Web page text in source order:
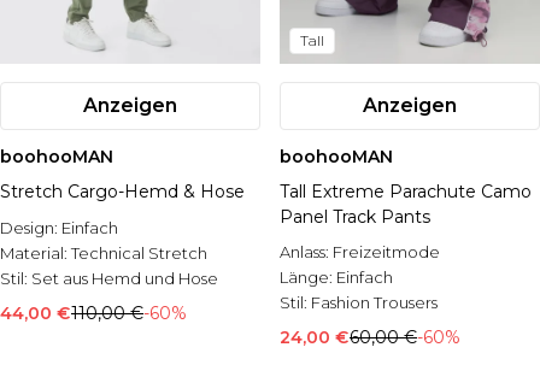
Anzeigen
boohooMAN
Stretch Cargo-Hemd & Hose
Design: Einfach
Material:Technical Stretch
Stil: Set aus Hemd und Hose
44,00 €110,00 €-60%
Tall
Anzeigen
boohooMAN
Tall Extreme Parachute Camo
Panel Track Pants
Anlass: Freizeitmode
Länge: Einfach
Stil: Fashion Trousers
24,00 €60,00 €-60%